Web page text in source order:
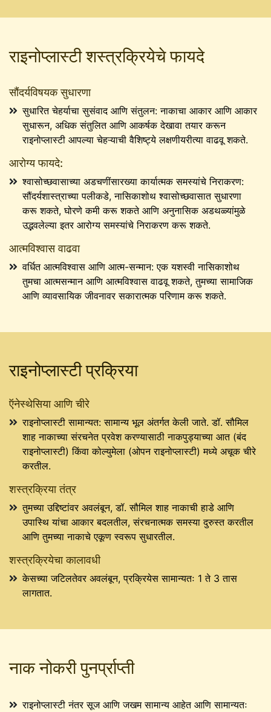
राइनोप्लास्टी शस्त्रक्रियेचे फायदे
सौंदर्यविषयक सुधारणा
सुधारित चेहर्याचा सुसंवाद आणि संतुलन: नाकाचा आकार आणि आकार
सुधारून, अधिक संतुलित आणि आकर्षक देखावा तयार करून
राइनोप्लास्टी आपल्या चेहऱ्याची वैशिष्ट्ये लक्षणीयरीत्या वाढवू शकते.
आरोग्य फायदे:
श्वासोच्छवासाच्या अडचणींसारख्या कार्यात्मक समस्यांचे निराकरण:
सौंदर्यशास्त्राच्या पलीकडे, नासिकाशोथ श्वासोच्छवासात सुधारणा
करू शकते, घोरणे कमी करू शकते आणि अनुनासिक अडथळ्यांमुळे
उद्भवलेल्या इतर आरोग्य समस्यांचे निराकरण करू शकते.
आत्मविश्वास वाढवा
वर्धित आत्मविश्वास आणि आत्म-सन्मान: एक यशस्वी नासिकाशोथ
तुमचा आत्मसन्मान आणि आत्मविश्वास वाढवू शकते, तुमच्या सामाजिक
आणि व्यावसायिक जीवनावर सकारात्मक परिणाम करू शकते.
राइनोप्लास्टी प्रक्रिया
ऍनेस्थेसिया आणि चीरे
राइनोप्लास्टी सामान्यत: सामान्य भूल अंतर्गत केली जाते. डॉ. सौमिल
शाह नाकाच्या संरचनेत प्रवेश करण्यासाठी नाकपुड्याच्या आत (बंद
राइनोप्लास्टी) किंवा कोल्युमेला (ओपन राइनोप्लास्टी) मध्ये अचूक चीरे
करतील.
शस्त्रक्रिया तंत्र
तुमच्या उद्दिष्टांवर अवलंबून, डॉ. सौमिल शाह नाकाची हाडे आणि
उपास्थि यांचा आकार बदलतील, संरचनात्मक समस्या दुरुस्त करतील
आणि तुमच्या नाकाचे एकूण स्वरूप सुधारतील.
शस्त्रक्रियेचा कालावधी
केसच्या जटिलतेवर अवलंबून, प्रक्रियेस सामान्यतः 1 ते 3 तास
लागतात.
नाक नोकरी पुनर्प्राप्ती
राइनोप्लास्टी नंतर सूज आणि जखम सामान्य आहेत आणि सामान्यतः